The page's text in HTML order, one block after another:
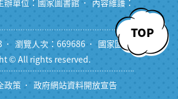
TOP
辦單位：國家圖書館
內容維護：
瀏覽人次：669686
國家圖書
© All rights reserved.
政策 政府網站資料開放宣告